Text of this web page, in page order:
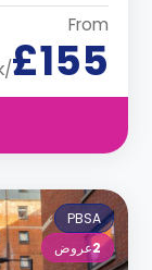
From
£155
/week
PBSA
2عروض